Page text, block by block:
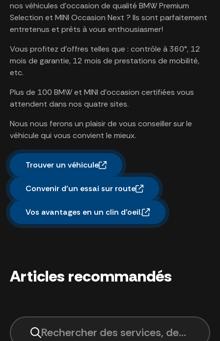
nos véhicules d'occasion de qualité BMW Premium
Selection et MINI Occasion Next ? Ils sont parfaitement
entretenus et prêts à vous enthousiasmer!
Vous profitez d'offres telles que : contrôle à 360°, 12
mois de garantie, 12 mois de prestations de mobilité,
etc.
Plus de 100 BMW et MINI d'occasion certifiées vous
attendent dans nos quatre sites.
Nous nous ferons un plaisir de vous conseiller sur le
véhicule qui vous convient le mieux.
Trouver un véhicule
Convenir d'un essai sur route
Vos avantages en un clin d'oeil.
Articles recommandés
Rechercher des services, des sites,